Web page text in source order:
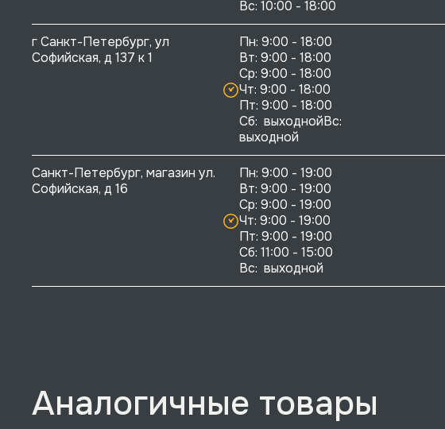
г Санкт-Петербург, ул
Софийская, д 137 к 1
Пн: 9:00 - 18:00
Вт: 9:00 - 18:00
Ср: 9:00 - 18:00
Чт: 9:00 - 18:00
Пт: 9:00 - 18:00
Сб:  выходнойВс:
выходной
Санкт-Петербург, магазин ул.
Софийская, д 16
Пн: 9:00 - 19:00
Вт: 9:00 - 19:00
Ср: 9:00 - 19:00
Чт: 9:00 - 19:00
Пт: 9:00 - 19:00
Сб: 11:00 - 15:00
Вс:  выходной
Аналогичные товары